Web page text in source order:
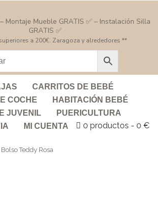
Montaje Mueble GRATIS ✅ – Instalación Silla
GRATIS ✅
a 200€. Zaragoza y alrededores **
CARRITOS DE BEBÉ
COCHE
HABITACIÓN BEBÉ
JUVENIL
PUERICULTURA
MI CUENTA 0 productos 0 €
Teddy Rosa